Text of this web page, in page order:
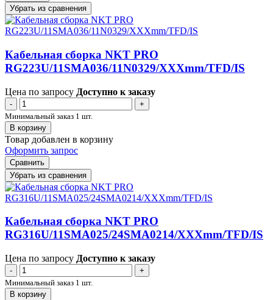
Убрать из сравнения
Кабельная сборка NKT PRO
RG223U/11SMA036/11N0329/XXXmm/TFD/IS
Цена по запросу Доступно к заказу
-
+
Минимальный заказ 1 шт.
В корзину
Товар добавлен в корзину
Оформить запрос
Сравнить
Убрать из сравнения
Кабельная сборка NKT PRO
RG316U/11SMA025/24SMA0214/XXXmm/TFD/IS
Цена по запросу Доступно к заказу
-
+
Минимальный заказ 1 шт.
В корзину